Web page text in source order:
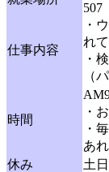
507
仕事内容
・
れ
・
（
時間
・
・
あ
休み
土